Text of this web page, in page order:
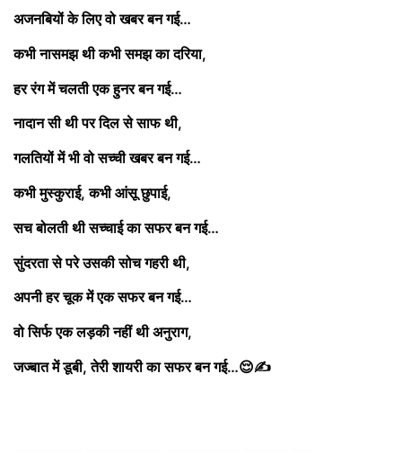
अजनबियों के लिए वो खबर बन गई…
कभी नासमझ थी कभी समझ का दरिया,
हर रंग में चलती एक हुनर बन गई…
नादान सी थी पर दिल से साफ थी,
गलतियों में भी वो सच्ची खबर बन गई…
कभी मुस्कुराई, कभी आंसू छुपाई,
सच बोलती थी सच्चाई का सफर बन गई…
सुंदरता से परे उसकी सोच गहरी थी,
अपनी हर चूक में एक सफर बन गई…
वो सिर्फ एक लड़की नहीं थी अनुराग,
जज्बात में डूबी, तेरी शायरी का सफर बन गई…😌✍️